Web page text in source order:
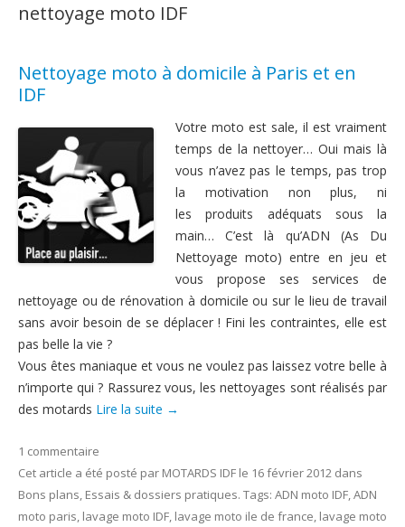
Forum
Qui sommes nous
Rejoins nous
Nous contacter
nettoyage moto IDF
Nettoyage moto à domicile à Paris et en
IDF
Votre moto est sale, il est vraiment
temps de la nettoyer… Oui mais là
vous n’avez pas le temps, pas trop
la motivation non plus, ni
les produits adéquats sous la
main… C’est là qu’ADN (As Du
Nettoyage moto) entre en jeu et
vous propose ses services de
nettoyage ou de rénovation à domicile ou sur le lieu de travail
sans avoir besoin de se déplacer ! Fini les contraintes, elle est
pas belle la vie ?
Vous êtes maniaque et vous ne voulez pas laissez votre belle à
n’importe qui ? Rassurez vous, les nettoyages sont réalisés par
des motards Lire la suite →
1 commentaire
Cet article a été posté par MOTARDS IDF le 16 février 2012 dans
Bons plans, Essais & dossiers pratiques. Tags: ADN moto IDF,ADN
moto paris, lavage moto IDF, lavage moto ile de france, lavage moto